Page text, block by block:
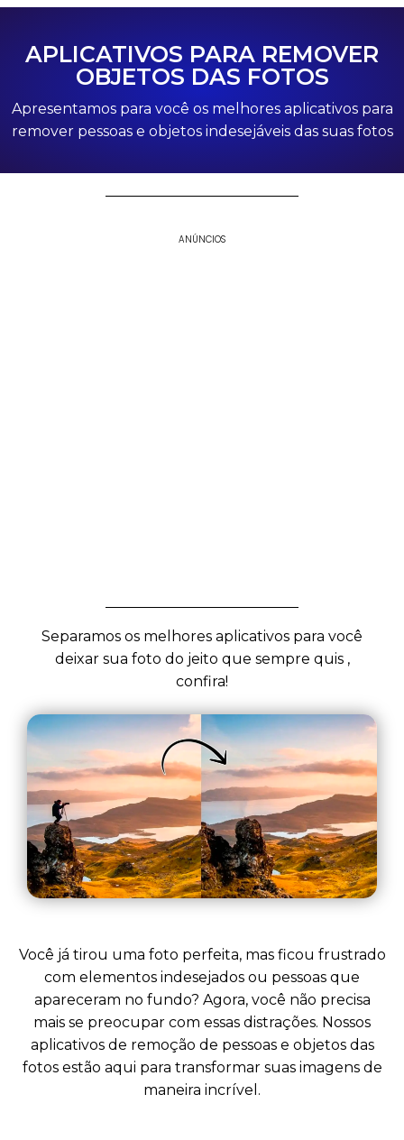
APLICATIVOS PARA REMOVER
OBJETOS DAS FOTOS
Apresentamos para você os melhores aplicativos para
remover pessoas e objetos indesejáveis das suas fotos
ANÚNCIOS
Separamos os melhores aplicativos para você
deixar sua foto do jeito que sempre quis ,
confira!
Você já tirou uma foto perfeita, mas ficou frustrado
com elementos indesejados ou pessoas que
apareceram no fundo? Agora, você não precisa
mais se preocupar com essas distrações. Nossos
aplicativos de remoção de pessoas e objetos das
fotos estão aqui para transformar suas imagens de
maneira incrível.